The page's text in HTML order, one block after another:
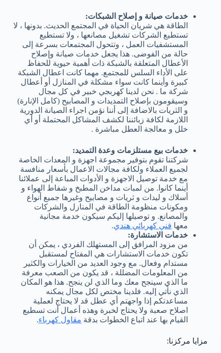
خدمات صيانة و إصلاح الشبكات:
الطاقة هي شريان الحياة في المجتمع الحديث. بدونها ، لا
تستطيع الشركات تشغيل مصانعها ، ولا تستطيع
المستشفيات العمل ، وتتحول المجتمعات بسرعة إلى
حالة من الفوضى. هذا يجعل خدمات صيانة وإصلاح
الأعطال المتعلقة بالشبكة ذات أهمية حيوية للحفاظ
على الأداء السلس للمجتمع. مهما كانت اعطال الشبكة
كبيرة وأينما كانت سواء مشكلة في المنازل أو أعطال
شركة ما . نحن لدينا كهربجي خبير في كل مجال
وسيقومون بإصلاح التمديدات و المصابيح (كامل الإنارة)
و الثريات بالاضافة إلى أننا نؤمن اجراء الصيانة الدورية
اللازمة لكافة زبائننا لكشف المشاكل المحتملة أو أي
خلل و معالجة العطل مباشرة .
خدمات بيع مستلزمات وعدة التمديد:
شركتنا تقوم بتوفير مجموعة اجهزة و المعدات الخاصة
لجميع العملاء ولكافة مجالات الاعمال بأسعار منافسة
مع خدمة توصيل الاجهزة و الأدوات المباعة إلى عملائنا
أينما كانوا. من لمبات مداخن المطبخ و شفاط الهواء و
أسلاك و ليدات و ثريات و مصابيح وغيرها جميع أنواع
ومكونات منظومة الطاقة في المنازل والشركات
والمصانع. و توصيلها إليكم سيكون خدمة مجانية
معها فني كهربائي هندي.
خدمات الاستشارة:
من مزود المرافق إلى المستهلك الفردي ، يمكن أن
تكون خدمات الاستشارات هي المفتاح لمستقبل
مستدام وفعال. مع وجود العديد من الخيارات والكثير
من المعلومات المضللة ، قد يكون من الصعب معرفة
ما الذي سينجح معك وما الذي لن ينجح. هذا هو المكان
الذي نأتي إليه. فلدينا مختص لكل مجال يمكنه
مساعدتكم إذا واجهتم أي عطل قد لا يحتاج لعملية
اصلاح صعبة ولا يحتاج لخبرة وهذه أعمال أنت تسطيع
القيام بها عند اتباع الخطوات بدقة مقاول كهرباء.
مزايا مركزنا: